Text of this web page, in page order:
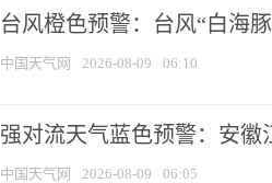
台风橙色预警：台风“白海
中国天气网 2026-08-09 06:10
强对流天气蓝色预警：安徽
中国天气网 2026-08-09 06:05